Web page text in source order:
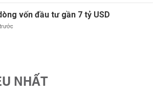
vốn đầu tư gần 7 tỷ USD
NHẤT